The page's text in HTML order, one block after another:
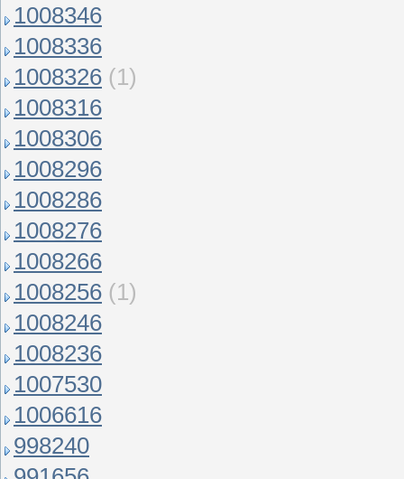
1008346
1008336
1008326 (1)
1008316
1008306
1008296
1008286
1008276
1008266
1008256 (1)
1008246
1008236
1007530
1006616
998240